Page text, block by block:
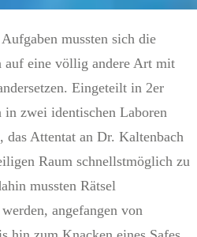
mussten sich die
eine völlig andere Art mit
Eingeteilt in 2er
in zwei identischen Laboren
das Attentat an Dr. Kaltenbach
Raum schnellstmöglich zu
mussten Rätsel
angefangen von